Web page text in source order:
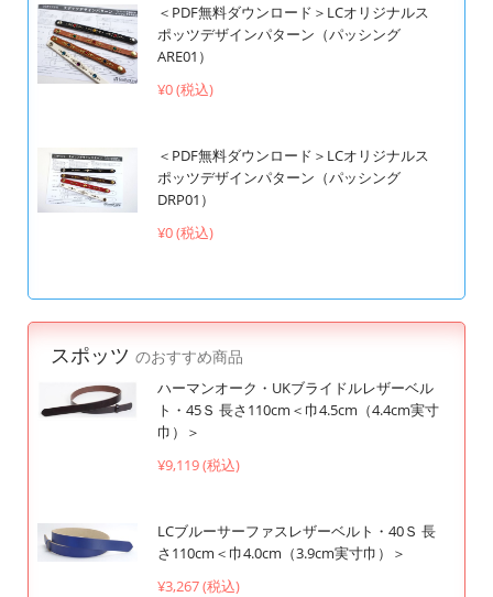
＜PDF無料ダウンロード＞LCオリジナルス
ポッツデザインパターン（パッシング
ARE01）
¥0 (税込)
＜PDF無料ダウンロード＞LCオリジナルス
ポッツデザインパターン（パッシング
DRP01）
¥0 (税込)
スポッツ のおすすめ商品
ハーマンオーク・UKブライドルレザーベル
ト・45Ｓ 長さ110cm＜巾4.5cm（4.4cm実寸
巾）＞
¥9,119 (税込)
LCブルーサーファスレザーベルト・40Ｓ 長
さ110cm＜巾4.0cm（3.9cm実寸巾）＞
¥3,267 (税込)